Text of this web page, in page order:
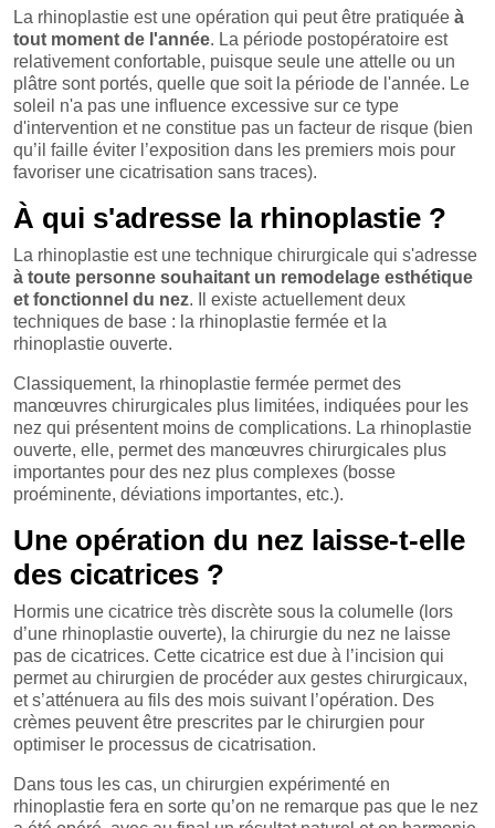
La rhinoplastie est une opération qui peut être pratiquée à
tout moment de l'année. La période postopératoire est
relativement confortable, puisque seule une attelle ou un
plâtre sont portés, quelle que soit la période de l'année. Le
soleil n'a pas une influence excessive sur ce type
d'intervention et ne constitue pas un facteur de risque (bien
qu’il faille éviter l’exposition dans les premiers mois pour
favoriser une cicatrisation sans traces).
À qui s'adresse la rhinoplastie ?
La rhinoplastie est une technique chirurgicale qui s'adresse
à toute personne souhaitant un remodelage esthétique
et fonctionnel du nez. Il existe actuellement deux
techniques de base : la rhinoplastie fermée et la
rhinoplastie ouverte.
Classiquement, la rhinoplastie fermée permet des
manœuvres chirurgicales plus limitées, indiquées pour les
nez qui présentent moins de complications. La rhinoplastie
ouverte, elle, permet des manœuvres chirurgicales plus
importantes pour des nez plus complexes (bosse
proéminente, déviations importantes, etc.).
Une opération du nez laisse-t-elle
des cicatrices ?
Hormis une cicatrice très discrète sous la columelle (lors
d’une rhinoplastie ouverte), la chirurgie du nez ne laisse
pas de cicatrices. Cette cicatrice est due à l’incision qui
permet au chirurgien de procéder aux gestes chirurgicaux,
et s’atténuera au fils des mois suivant l’opération. Des
crèmes peuvent être prescrites par le chirurgien pour
optimiser le processus de cicatrisation.
Dans tous les cas, un chirurgien expérimenté en
rhinoplastie fera en sorte qu’on ne remarque pas que le nez